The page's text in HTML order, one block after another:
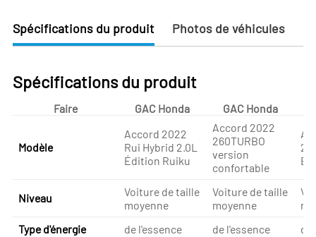
Spécifications du produit Photos de véhicules
Spécifications du produit
Faire GAC Honda GAC Honda
Modèle
Accord 2022
Rui Hybrid 2.0L
Édition Ruiku
Accord 2022
260TURBO
version
confortable
Niveau
Voiture de taille
moyenne
Voiture de taille
moyenne
Type d'énergie
de l'essence de l'essence
de